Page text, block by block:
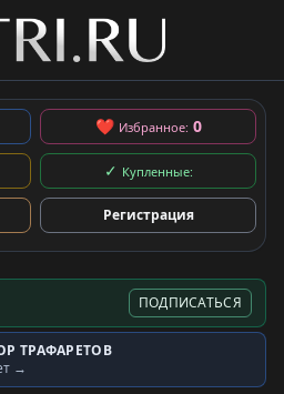
❤ Избранное: 0
✓ Купленные:
Регистрация
ПОДПИСАТЬСЯ
ТРАФАРЕТОВ
→